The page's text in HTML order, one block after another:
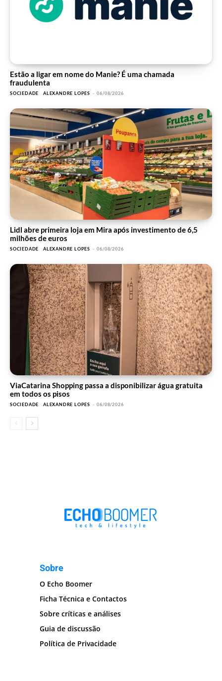
Estão a ligar em nome do Manie? É uma chamada
fraudulenta
SOCIEDADE ALEXANDRE LOPES - 06/08/2026
Lidl abre primeira loja em Mira após investimento de 6,5
milhões de euros
SOCIEDADE ALEXANDRE LOPES - 06/08/2026
ViaCatarina Shopping passa a disponibilizar água gratuita
em todos os pisos
SOCIEDADE ALEXANDRE LOPES - 06/08/2026
Sobre
O Echo Boomer
Ficha Técnica e Contactos
Sobre críticas e análises
Guia de discussão
Política de Privacidade